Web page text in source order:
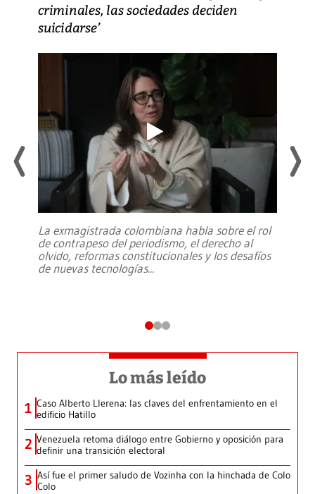
criminales, las sociedades deciden
suicidarse’
La exmagistrada colombiana habla sobre el rol
de contrapeso del periodismo, el derecho al
olvido, reformas constitucionales y los desafíos
de nuevas tecnologías...
Lo más leído
1 Caso Alberto Llerena: las claves del enfrentamiento en el
edificio Hatillo
2 Venezuela retoma diálogo entre Gobierno y oposición para
definir una transición electoral
3 Así fue el primer saludo de Vozinha con la hinchada de Colo
Colo